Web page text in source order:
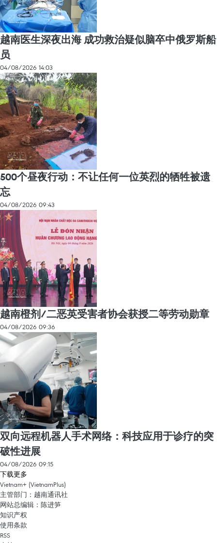
越南医生深夜出海 成功救治疑似脑卒中俄罗斯船
员
04/08/2026 14:03
500个昼夜行动：不让任何一位英烈的牺牲被遗
忘
04/08/2026 09:43
越南橙剂/二恶英受害者协会获授二等劳动勋章
04/08/2026 09:36
双向远程机器人手术网络：科技应用于诊疗的突
破性进展
04/08/2026 09:15
下载更多
Vietnam+ (VietnamPlus)
主管部门：越南通讯社
网站总编辑：陈进笋
知识产权
使用条款
RSS